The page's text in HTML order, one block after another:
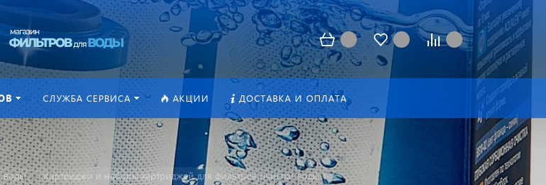
СЛУЖБА СЕРВИСА АКЦИИ ДОСТАВКА И ОПЛАТА
воды Картриджи и наборы картриджей для фильтров очистки воды